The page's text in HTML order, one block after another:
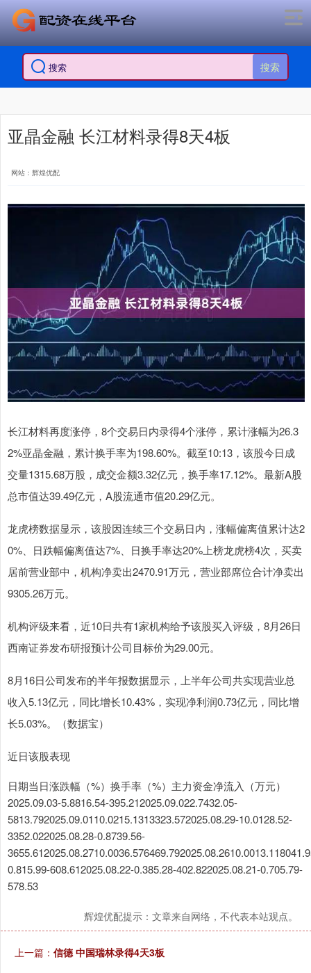
搜索
亚晶金融 长江材料录得8天4板
网站：辉煌优配
长江材料再度涨停，8个交易日内录得4个涨停，累计涨幅为26.3
2%亚晶金融，累计换手率为198.60%。截至10:13，该股今日成
交量1315.68万股，成交金额3.32亿元，换手率17.12%。最新A股
总市值达39.49亿元，A股流通市值20.29亿元。
龙虎榜数据显示，该股因连续三个交易日内，涨幅偏离值累计达2
0%、日跌幅偏离值达7%、日换手率达20%上榜龙虎榜4次，买卖
居前营业部中，机构净卖出2470.91万元，营业部席位合计净卖出
9305.26万元。
机构评级来看，近10日共有1家机构给予该股买入评级，8月26日
西南证券发布研报预计公司目标价为29.00元。
8月16日公司发布的半年报数据显示，上半年公司共实现营业总
收入5.13亿元，同比增长10.43%，实现净利润0.73亿元，同比增
长5.03%。（数据宝）
近日该股表现
日期当日涨跌幅（%）换手率（%）主力资金净流入（万元）
2025.09.03-5.8816.54-395.212025.09.022.7432.05-
5813.792025.09.0110.0215.1313323.572025.08.29-10.0128.52-
3352.022025.08.28-0.8739.56-
0.815.99-608.612025.08.22-0.385.28-402.822025.08.21-0.705.79-
578.53
辉煌优配提示：文章来自网络，不代表本站观点。
上一篇： 信德 中国瑞林录得4天3板